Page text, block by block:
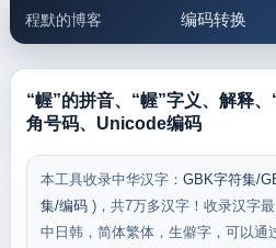
程默的博客 编码转换
邮件工具 生活便民
“幄”的拼音、“幄”字义、解释
角号码、Unicode编码
本工具收录中华汉字： GBK字符集/
集/编码 )，共7万多汉字！收录汉字
中日韩，简体繁体，生僻字，可以通